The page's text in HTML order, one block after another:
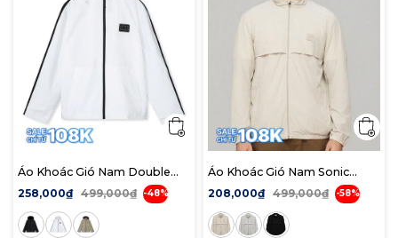
Áo Khoác Gió Nam Double
Stripes ICDN Form Regular
258,000₫ 499,000₫ -48%
Áo Khoác Gió Nam Sonic
Airflow Form Regular
208,000₫ 499,000₫ -58%